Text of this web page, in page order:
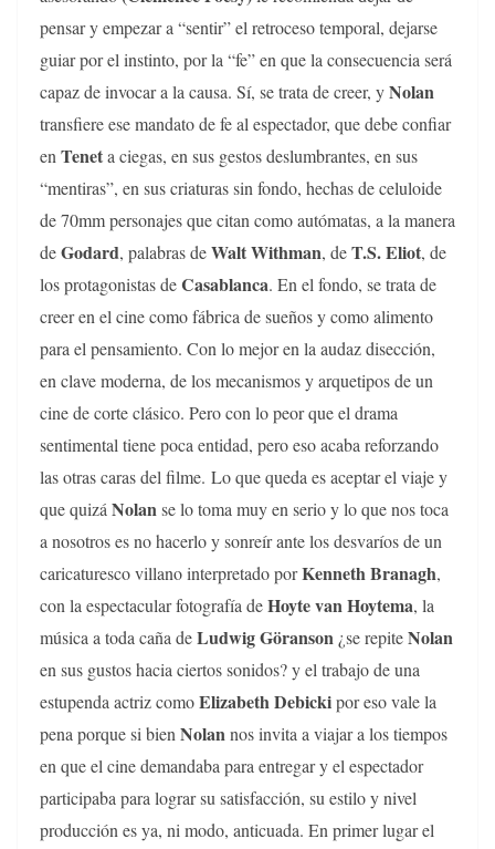
pensar y empezar a “sentir” el retroceso temporal, dejarse
guiar por el instinto, por la “fe” en que la consecuencia será
capaz de invocar a la causa. Sí, se trata de creer, yNolan
transfiere ese mandato de fe al espectador, que debe confiar
en Teneta ciegas, en sus gestos deslumbrantes, en sus
“mentiras”, en sus criaturas sin fondo, hechas de celuloide
de 70mm personajes que citan como autómatas, a la manera
deGodard, palabras deWalt Withman, deT.S. Eliot, de
los protagonistas deCasablanca. En el fondo, se trata de
creer en el cine como fábrica de sueños y como alimento
para el pensamiento. Con lo mejor en la audaz disección,
en clave moderna, de los mecanismos y arquetipos de un
cine de corte clásico. Pero con lo peor que el drama
sentimental tiene poca entidad, pero eso acaba reforzando
las otras caras del filme. Lo que queda es aceptar el viaje y
que quizá Nolanse lo toma muy en serio y lo que nos toca
a nosotros es no hacerlo y sonreír ante los desvaríos de un
caricaturesco villano interpretado porKenneth Branagh,
con la espectacular fotografía deHoyte van Hoytema, la
música a toda caña deLudwig Göranson ¿se repiteNolan
en sus gustos hacia ciertos sonidos? y el trabajo de una
estupenda actriz comoElizabeth Debickipor eso vale la
pena porque si bien Nolannos invita a viajar a los tiempos
en que el cine demandaba para entregar y el espectador
participaba para lograr su satisfacción, su estilo y nivel
producción es ya, ni modo, anticuada. En primer lugar el